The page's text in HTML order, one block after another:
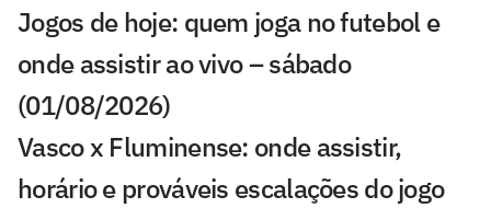
Jogos de hoje: quem joga no futebol e
onde assistir ao vivo – sábado
(01/08/2026)
Vasco x Fluminense: onde assistir,
horário e prováveis escalações do jogo